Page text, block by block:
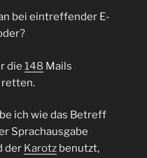
bei eintreffender E-
die 148 Mails
retten.
ich wie das Betreff
Sprachausgabe
der Karotz benutzt,